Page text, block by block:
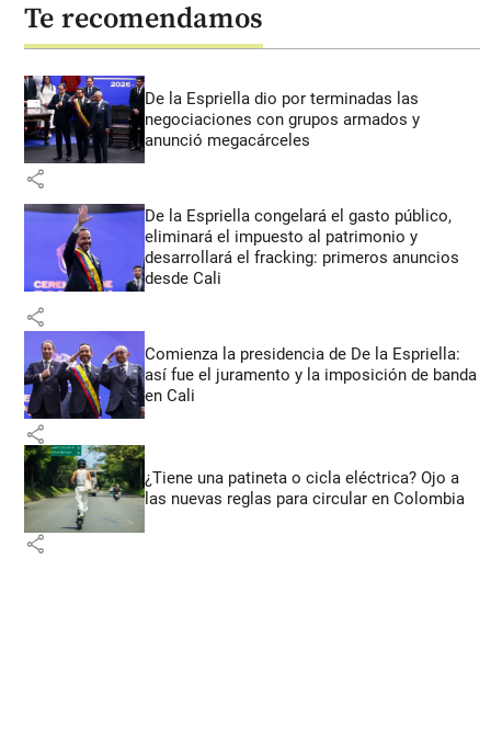
Te recomendamos
De la Espriella dio por terminadas las
negociaciones con grupos armados y
anunció megacárceles
share
De la Espriella congelará el gasto público,
eliminará el impuesto al patrimonio y
desarrollará el fracking: primeros anuncios
desde Cali
share
Comienza la presidencia de De la Espriella:
así fue el juramento y la imposición de banda
en Cali
share
¿Tiene una patineta o cicla eléctrica? Ojo a
las nuevas reglas para circular en Colombia
share